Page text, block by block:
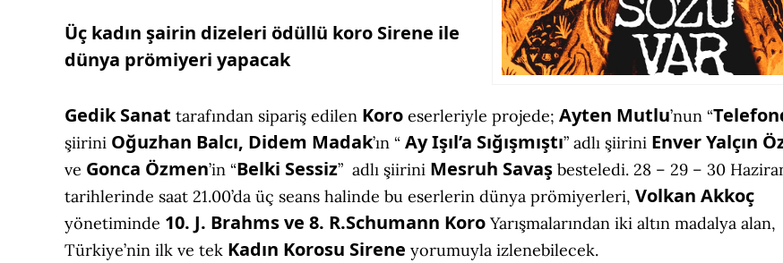
Üç kadın şairin dizeleri ödüllü koro Sirene ile
dünya prömiyeri yapacak
Gedik Sanat tarafından sipariş edilen Koro eserleriyle projede; Ayten Mutlu’nun “
şiirini Oğuzhan Balcı, Didem Madak’ın “ Ay Işıl’a Sığışmıştı” adlı şiirini Enver Yalçın
ve Gonca Özmen’in “Belki Sessiz” adlı şiirini Mesruh Savaş besteledi. 28 – 29 – 30
tarihlerinde saat 21.00’da üç seans halinde bu eserlerin dünya prömiyerleri, Volkan Akkoç
yönetiminde 10. J. Brahms ve 8. R.Schumann Koro Yarışmalarından iki altın madalya alan,
Türkiye’nin ilk ve tek Kadın Korosu Sirene yorumuyla izlenebilecek.